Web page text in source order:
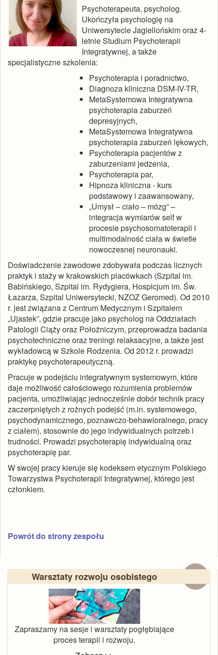
Psychoterapeuta, psycholog.
Ukończyła psychologię na
Uniwersytecie Jagiellońskim oraz 4-
letnie Studium Psychoterapii
Integratywnej, a także
specjalistyczne szkolenia:
Psychoterapia i poradnictwo,
Diagnoza kliniczna DSM-IV-TR,
MetaSystemowa Integratywna
psychoterapia zaburzeń
depresyjnych,
MetaSystemowa Integratywna
psychoterapia zaburzeń lękowych,
Psychoterapia pacjentów z
zaburzeniami jedzenia,
Psychoterapia par,
Hipnoza kliniczna - kurs
podstawowy i zaawansowany,
„Umysł – ciało – mózg” –
integracja wymiarów self w
procesie psychosomatoterapii i
multimodalność ciała w świetle
nowoczesnej neuronauki.
Doświadczenie zawodowe zdobywała podczas licznych
praktyk i staży w krakowskich placówkach (Szpital im.
Babińskiego, Szpital im. Rydygiera, Hospicjum im. Św.
Łazarza, Szpital Uniwersytecki, NZOZ Geromed). Od 2010
r. jest związana z Centrum Medycznym i Szpitalem
„Ujastek”, gdzie pracuje jako psycholog na Oddziałach
Patologii Ciąży oraz Położniczym, przeprowadza badania
psychotechniczne oraz treningi relaksacyjne, a także jest
wykładowcą w Szkole Rodzenia. Od 2012 r. prowadzi
praktykę psychoterapeutyczną.
Pracuje w podejściu integratywnym systemowym, które
daje możliwość całościowego rozumienia problemów
pacjenta, umożliwiając jednocześnie dobór technik pracy
zaczerpniętych z rożnych podejść (m.in. systemowego,
psychodynamicznego, poznawczo-behawioralnego, pracy
z ciałem), stosownie do jego indywidualnych potrzeb i
trudności. Prowadzi psychoterapię indywidualną oraz
psychoterapię par.
W swojej pracy kieruje się kodeksem etycznym Polskiego
Towarzystwa Psychoterapii Integratywnej, którego jest
członkiem.
Powrót do strony zespołu
Warsztaty rozwoju osobistego
Zapraszamy na sesje i warsztaty pogłębiające
proces terapii i rozwoju.